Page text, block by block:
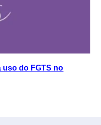
do FGTS no